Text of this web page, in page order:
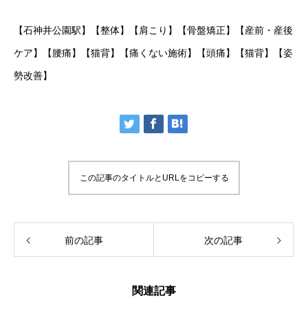
【石神井公園駅】【整体】【肩こり】【骨盤矯正】【産前・産後
ケア】【腰痛】【猫背】【痛くない施術】【頭痛】【猫背】【姿
勢改善】
この記事のタイトルとURLをコピーする
前の記事 次の記事
関連記事